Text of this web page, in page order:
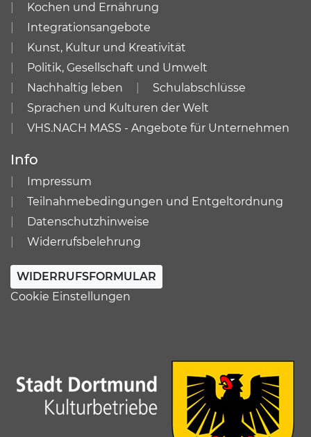
Kochen und Ernährung
Integrationsangebote
Kunst, Kultur und Kreativität
Politik, Gesellschaft und Umwelt
Nachhaltig leben
Schulabschlüsse
Sprachen und Kulturen der Welt
VHS.NACH MASS - Angebote für Unternehmen
Info
Impressum
Teilnahmebedingungen und Entgeltordnung
Datenschutzhinweise
Widerrufsbelehrung
WIDERRUFSFORMULAR
Cookie Einstellungen